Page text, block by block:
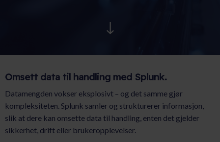
AKTUELT
Omsett data til handling med Splunk.
Datamengden vokser eksplosivt – og det samme gjør
kompleksiteten. Splunk samler og strukturerer informasjon,
slik at dere kan omsette data til handling, enten det gjelder
sikkerhet, drift eller brukeropplevelser.